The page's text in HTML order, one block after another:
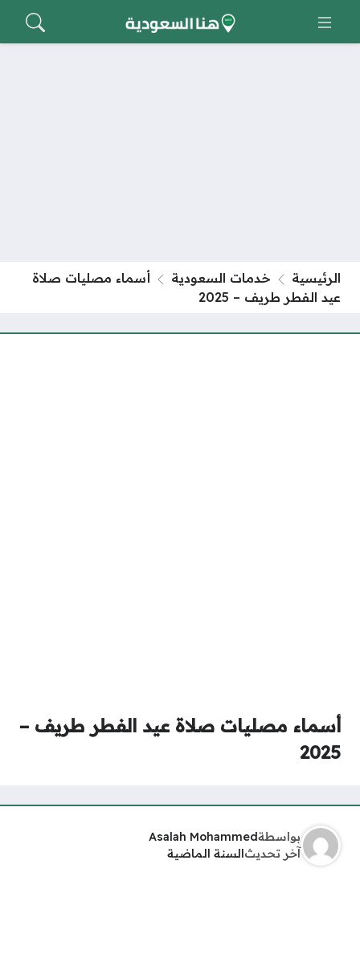
الرئيسية خدمات السعودية
أسماء مصليات صلاة
عيد الفطر طريف – 2025
أسماء مصليات صلاة عيد الفطر طريف –
2025
بواسطةAsalah Mohammed
آخر تحديثالسنة الماضية